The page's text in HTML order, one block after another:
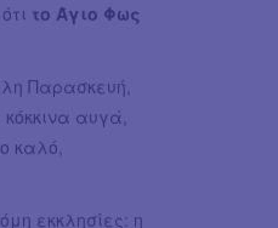
το Άγιο Φως
Παρασκευή,
κόκκινα αυγά,
καλό,
εκκλησίες: η